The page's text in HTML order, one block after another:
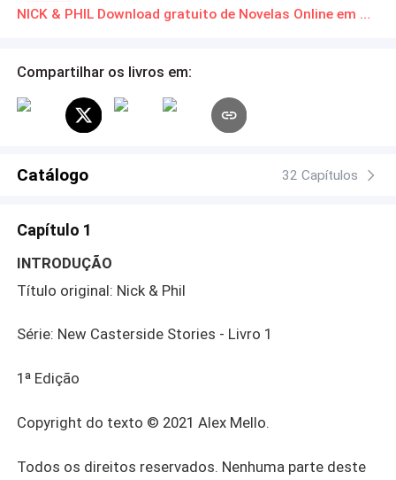
Kitchesmanetoa ...
Campus NICK & PHIL Download gratuito de Novelas Online em PDF
Compartilhar os livros em:
Catálogo 32 Capítulos
Capítulo 1
INTRODUÇÃO
Título original: Nick & Phil
Série: New Casterside Stories - Livro 1
1ª Edição
Copyright do texto © 2021 Alex Mello.
Todos os direitos reservados. Nenhuma parte deste